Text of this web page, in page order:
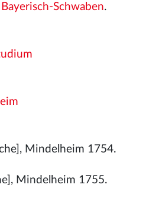
Bayerisch-Schwaben.
Mindelheim 1754.
Mindelheim 1755.